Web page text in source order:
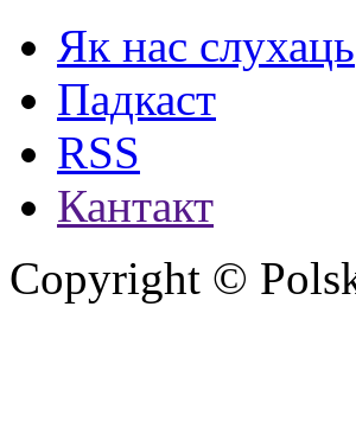
Як нас слухаць
Падкаст
RSS
Кантакт
Copyright ©